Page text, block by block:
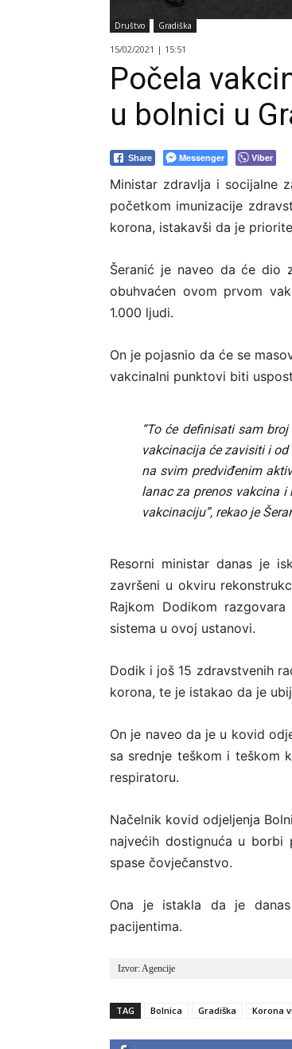
Društvo Gradiška
15/02/2021 | 15:51
Počela
u bolnici u
Share Messenger Viber
Ministar zdravlja i socijalne
početkom imunizacije
korona, istakavši da je
Šeranić je naveo da će dio
obuhvaćen ovom prvom
1.000 ljudi.
On je pojasnio da će se
vakcinalni punktovi biti
“To će definisati sam
vakcinacija će zavisiti i
na svim predviđenim
lanac za prenos vakcina i
vakcinaciju”, rekao je
Resorni ministar danas je
završeni u okviru
Rajkom Dodikom
sistema u ovoj ustanovi.
Dodik i još 15 zdravstvenih
korona, te je istakao da je
On je naveo da je u kovid
sa srednje teškom i teškom
respiratoru.
Načelnik kovid odjeljenja
najvećih dostignuća u
spase čovječanstvo.
Ona je istakla da je
pacijentima.
Izvor: Agencije
TAG Bolnica Gradiška Korona